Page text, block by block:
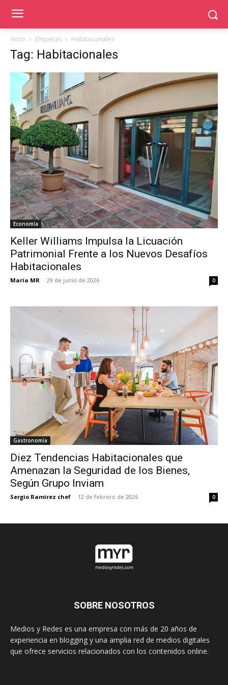
Inicio Etiquetas Habitacionales
Tag: Habitacionales
Economía
Keller Williams Impulsa la Licuación
Patrimonial Frente a los Nuevos Desafíos
Habitacionales
María MR - 29 de junio de 2026 0
Gastronomía
Diez Tendencias Habitacionales que
Amenazan la Seguridad de los Bienes,
Según Grupo Inviam
Sergio Ramirez chef - 12 de febrero de 2026 0
SOBRE NOSOTROS
Medios y Redes es una empresa con más de 20 años de
experiencia en blogging y una amplia red de medios digitales
que ofrece servicios relacionados con los contenidos online.